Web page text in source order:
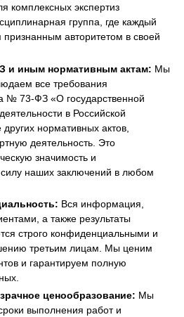
комплексных экспертиз
группа, где каждый
признанным авторитетом в своей
и иным нормативным актам: Мы
все требования
№ 73-ФЗ «О государственной
в Российской
нормативных актов,
деятельность. Это
значимость и
силу наших заключений в любом
Вся информация,
а также результаты
строго конфиденциальными и
третьим лицам. Мы ценим
и гарантируем полную
ценообразование: Мы
выполнения работ и